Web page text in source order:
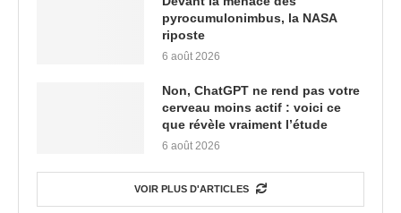
pyrocumulonimbus, la NASA
riposte
6 août 2026
Non, ChatGPT ne rend pas votre
cerveau moins actif : voici ce
que révèle vraiment l’étude
6 août 2026
VOIR PLUS D'ARTICLES